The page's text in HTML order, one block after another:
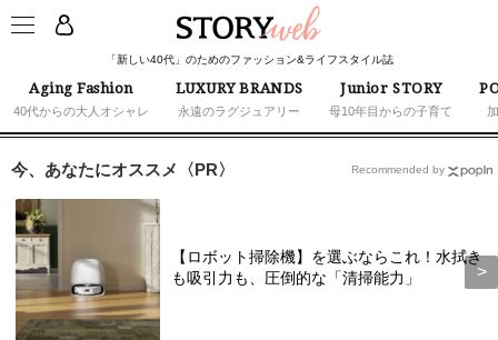
「新しい40代」のためのファッション&ライフスタイル誌
Aging Fashion
40代からの大人オシャレ
LUXURY BRANDS
永遠のラグジュアリー
Junior STORY
母10年目からの子育て
今、あなたにオススメ〈PR〉
【ロボット掃除機】を選ぶならこれ！水拭き
も吸引力も、圧倒的な「清掃能力」
Recommended by